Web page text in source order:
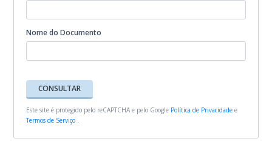
Nome do Documento
CONSULTAR
Este site é protegido pelo reCAPTCHA e pelo Google Política de Privacidade e
Termos de Serviço .